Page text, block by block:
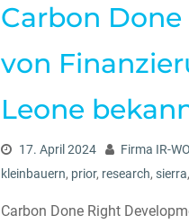
Carbon
von
Leone
17. April 2024 Firma IR-
kleinbauern, prior, research, sierra,
Carbon Done Right